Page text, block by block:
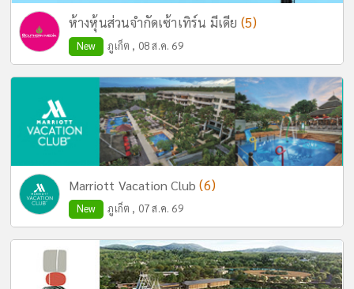
ห้างหุ้นส่วนจำกัดเซ้าเทิร์น มีเดีย (5)
New ภูเก็ต , 08 ส.ค. 69
Marriott Vacation Club(6)
New ภูเก็ต , 07 ส.ค. 69